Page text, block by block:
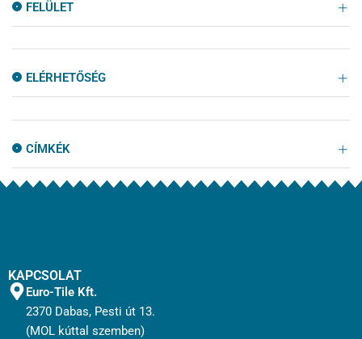
FELÜLET
ELÉRHETŐSÉG
CÍMKÉK
KAPCSOLAT
Euro-Tile Kft.
2370 Dabas, Pesti út 13.
(MOL kúttal szemben)